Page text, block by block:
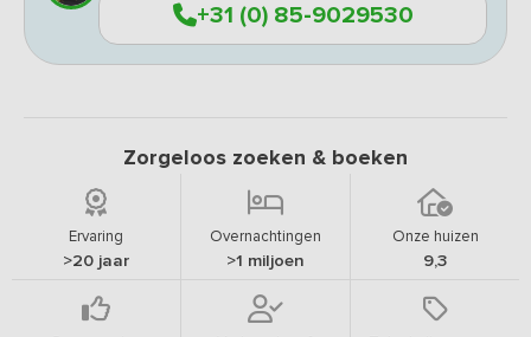
+31 (0) 85-9029530
Zorgeloos zoeken & boeken
Ervaring
>20 jaar
Overnachtingen
>1 miljoen
Onze huizen
9,3